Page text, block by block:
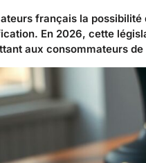
français la possibilité
En 2026, cette
aux consommateurs